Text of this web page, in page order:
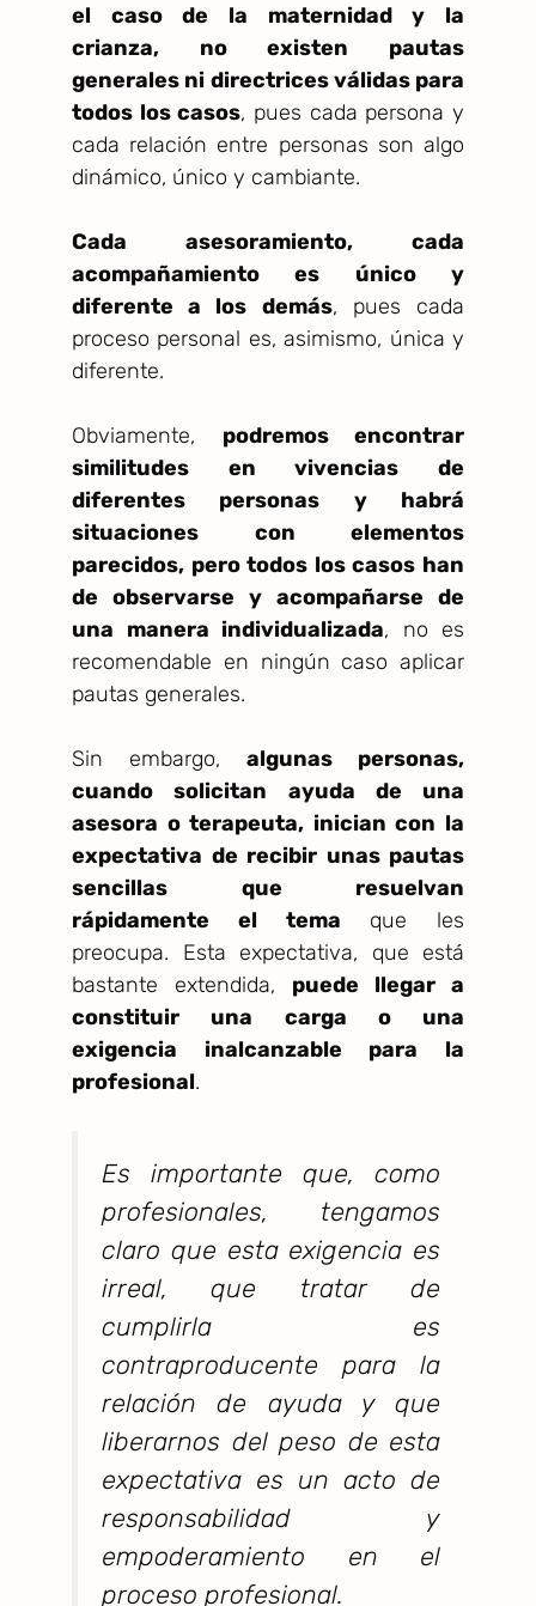
el caso de la maternidad y la
crianza, no existen pautas
generales ni directrices válidas para
todos los casos, pues cada persona y
cada relación entre personas son algo
dinámico, único y cambiante.
Cada asesoramiento, cada
acompañamiento es único y
diferente a los demás, pues cada
proceso personal es, asimismo, única y
diferente.
Obviamente, podremos encontrar
similitudes en vivencias de
diferentes personas y habrá
situaciones con elementos
parecidos, pero todos los casos han
de observarse y acompañarse de
una manera individualizada, no es
recomendable en ningún caso aplicar
pautas generales.
Sin embargo, algunas personas,
cuando solicitan ayuda de una
asesora o terapeuta, inician con la
expectativa de recibir unas pautas
sencillas que resuelvan
rápidamente el tema que les
preocupa. Esta expectativa, que está
bastante extendida, puede llegar a
constituir una carga o una
exigencia inalcanzable para la
profesional.
Es importante que, como
profesionales, tengamos
claro que esta exigencia es
irreal, que tratar de
cumplirla es
contraproducente para la
relación de ayuda y que
liberarnos del peso de esta
expectativa es un acto de
responsabilidad y
empoderamiento en el
proceso profesional.